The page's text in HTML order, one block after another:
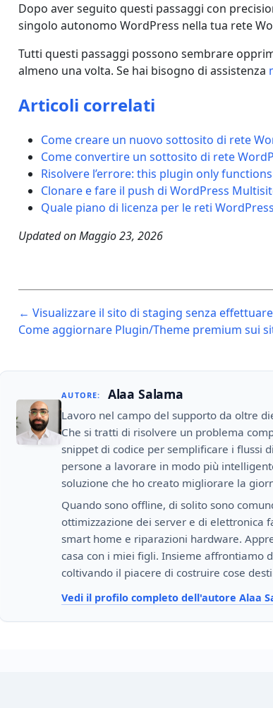
Dopo aver seguito questi passaggi con
singolo autonomo WordPress nella tua rete
Tutti questi passaggi possono sembrare
almeno una volta. Se hai bisogno di assistenza
Articoli correlati
Come creare un nuovo sottosito di rete
Come convertire un sottosito di rete
Risolvere l’errore: this plugin only
Clonare e fare il push di WordPress
Quale piano di licenza per le reti
Updated onMaggio 23, 2026
Post
navigation
← Visualizzare il sito di staging senza
Come aggiornare Plugin/Theme premium sui
AUTORE: Alaa Salama
Lavoro nel campo del supporto da oltre
Che si tratti di risolvere un problema
snippet di codice per semplificare i flussi
persone a lavorare in modo più
soluzione che ho creato migliorare la
Quando sono offline, di solito sono
ottimizzazione dei server e di elettronica
smart home e riparazioni hardware.
casa con i miei figli. Insieme affrontiamo
coltivando il piacere di costruire cose
Vedi il profilo completo dell'autore Alaa